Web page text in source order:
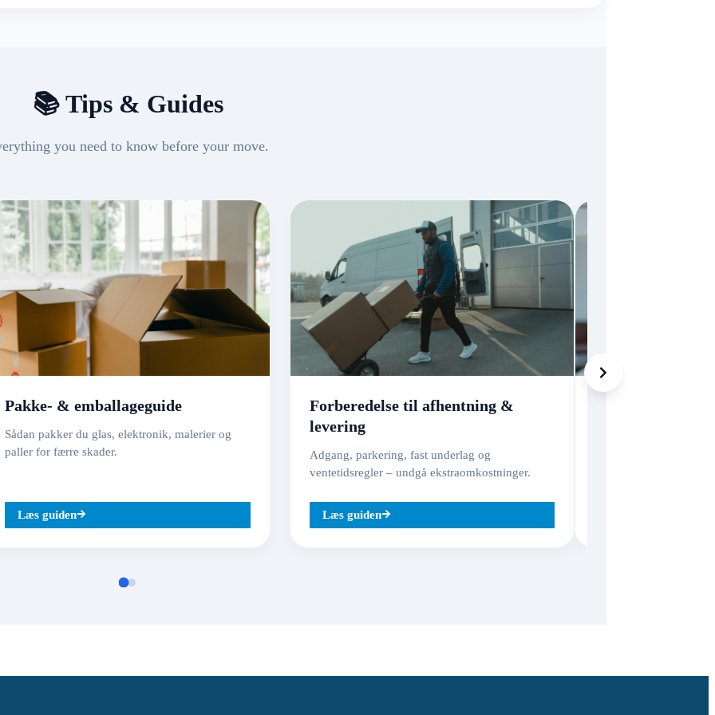
📚 Tips & Guides
you need to know before your move.
Pakke- & emballageguide
Sådan pakker du glas, elektronik, malerier og
paller for færre skader.
Læs guiden
Forberedelse til afhentning &
levering
Adgang, parkering, fast underlag og
ventetidsregler – undgå ekstraomkostninger.
Læs guiden